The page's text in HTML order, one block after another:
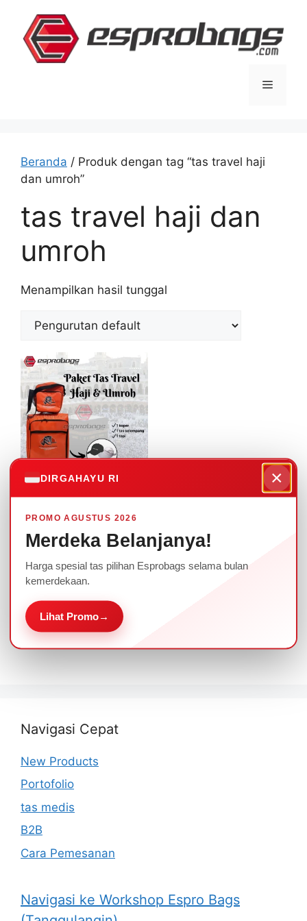
Menu
Beranda / Produk dengan tag “tas travel haji
dan umroh”
tas travel haji dan
umroh
Menampilkan hasil tunggal
Umroh Paket Tas
Trolley Haji dan Umroh
Kode TRS235
Baca
selengkapnya
Navigasi Cepat
New Products
Portofolio
tas medis
B2B
Cara Pemesanan
Navigasi ke Workshop Espro Bags
DIRGAHAYU RI ×
PROMO AGUSTUS 2026
Merdeka Belanjanya!
Harga spesial tas pilihan Esprobags selama bulan
kemerdekaan.
Lihat Promo→